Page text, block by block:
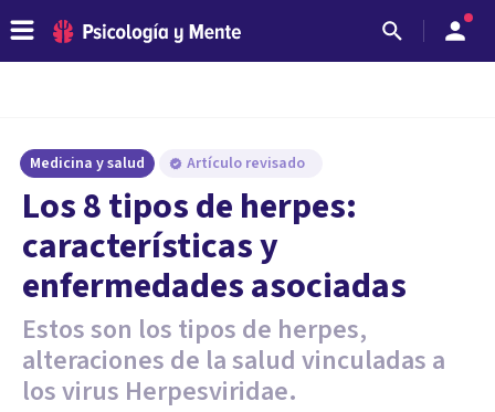
Medicina y salud Artículo revisado
Los 8 tipos de herpes:
características y
enfermedades asociadas
Estos son los tipos de herpes,
alteraciones de la salud vinculadas a
los virus Herpesviridae.